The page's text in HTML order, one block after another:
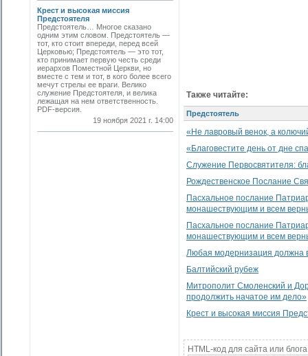
Крест и высокая миссия
Предстоятеля
Предстоятель… Многое сказано
одним этим словом. Предстоятель —
тот, кто стоит впереди, перед всей
Церковью; Предстоятель — это тот,
кто принимает первую честь среди
иерархов Поместной Церкви, но
вместе с тем и тот, в кого более всего
мечут стрелы ее враги. Велико
служение Предстоятеля, и велика
лежащая на нем ответственность.
PDF-версия.
19 ноября 2021 г. 14:00
Также читайте:
Предстоятель
«Не лавровый венок, а
«Благовестите день от дне
Служение Первосвятителя:
Рождественское Послание
Пасхальное послание
монашествующим и всем
Пасхальное послание
монашествующим и всем
Любая модернизация должна
Балтийский рубеж
Митрополит Смоленский и
продолжить начатое им дело»
Крест и высокая миссия
HTML-код для сайта или